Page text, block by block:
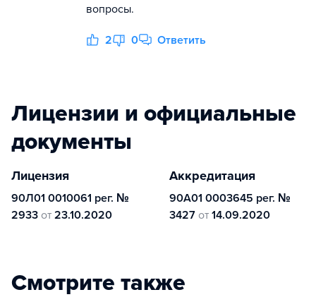
вопросы.
2 0 Ответить
Лицензии и официальные
документы
Лицензия
90Л01 0010061 рег. №
2933 от 23.10.2020
Аккредитация
90А01 0003645 рег. №
3427 от 14.09.2020
Смотрите также